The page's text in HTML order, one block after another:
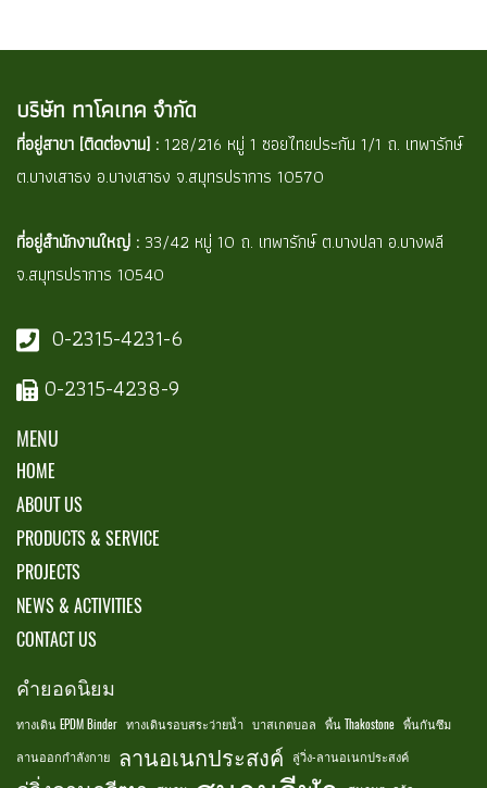
บริษัท ทาโคเทค จำกัด
ที่อยู่สาขา [ติดต่องาน] : 128/216 หมู่ 1 ซอยไทยประกัน 1/1 ถ. เทพารักษ์
ต.บางเสาธง อ.บางเสาธง จ.สมุทรปราการ 10570
ที่อยู่สำนักงานใหญ่ : 33/42 หมู่ 10 ถ. เทพารักษ์ ต.บางปลา อ.บางพลี
จ.สมุทรปราการ 10540
0-2315-4231-6
0-2315-4238-9
MENU
HOME
ABOUT US
PRODUCTS & SERVICE
PROJECTS
NEWS & ACTIVITIES
CONTACT US
คำยอดนิยม
ทางเดิน EPDM Binder ทางเดินรอบสระว่ายน้ำ บาสเกตบอล พื้น Thakostone พื้นกันซึม
ลานออกกำลังกาย ลานอเนกประสงค์ ลู่วิ่ง-ลานอเนกประสงค์